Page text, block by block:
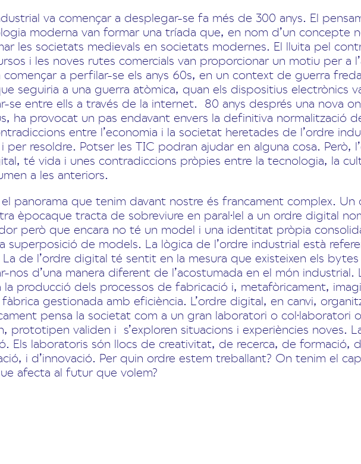
va començar a desplegar-se fa més de 300 anys. El
moderna van formar una tríada que, en nom d’un concepte
les societats medievals en societats modernes. El lluita pel
i les noves rutes comercials van proporcionar un motiu per a
a perfilar-se els anys 60s, en un context de guerra
seguiria a una guerra atòmica, quan els dispositius electrònics
se entre ells a través de la internet. 80 anys després una nova
ha provocat un pas endavant envers la definitiva normalització
entre l’economia i la societat heretades de l’ordre
per resoldre. Potser les TIC podran ajudar en alguna cosa. Però,
té vida i unes contradiccions pròpies entre la tecnologia, la
a les anteriors.
panorama que tenim davant nostre és francament complex. Un
èpocaque tracta de sobreviure en paral·lel a un ordre digital
però que encara no té un model i una identitat pròpia
superposició de models. La lògica de l’ordre industrial està
La de l’ordre digital té sentit en la mesura que existeixen els
nos d’una manera diferent de l’acostumada en el món industrial.
la producció dels processos de fabricació i, metafòricament,
gestionada amb eficiència. L’ordre digital, en canvi,
pensa la societat com a un gran laboratori o col·laboratori
prototipen validen i s’exploren situacions i experiències noves.
Els laboratoris són llocs de creativitat, de recerca, de formació,
i d’innovació. Per quin ordre estem treballant? On tenim el
afecta al futur que volem?